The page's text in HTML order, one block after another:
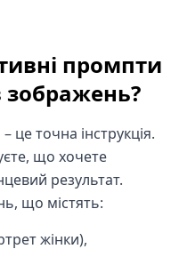
промпти
зображень?
це точна інструкція.
що хочете
результат.
що містять:
жінки),